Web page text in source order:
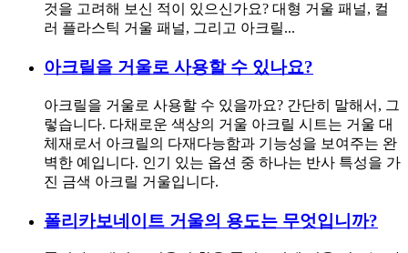
것을 고려해 보신 적이 있으신가요? 대형 거울 패널, 컬
러 플라스틱 거울 패널, 그리고 아크릴...
아크릴을 거울로 사용할 수 있나요?
아크릴을 거울로 사용할 수 있을까요? 간단히 말해서, 그
렇습니다. 다채로운 색상의 거울 아크릴 시트는 거울 대
체재로서 아크릴의 다재다능함과 기능성을 보여주는 완
벽한 예입니다. 인기 있는 옵션 중 하나는 반사 특성을 가
진 금색 아크릴 거울입니다.
폴리카보네이트 거울의 용도는 무엇입니까?